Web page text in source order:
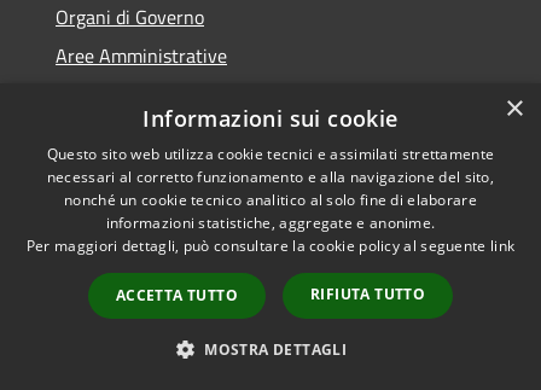
Organi di Governo
Aree Amministrative
Enti e fondazioni
Politici
Personale Amministrativo
Documenti e dati
CATEGORIE DI SERVIZIO
Anagrafe e stato civile
×
Informazioni sui cookie
Questo sito web utilizza cookie tecnici e assimilati strettamente
necessari al corretto funzionamento e alla navigazione del sito,
nonché un cookie tecnico analitico al solo fine di elaborare
informazioni statistiche, aggregate e anonime.
Per maggiori dettagli, può consultare la cookie policy al seguente link
ACCETTA TUTTO RIFIUTA TUTTO
MOSTRA DETTAGLI